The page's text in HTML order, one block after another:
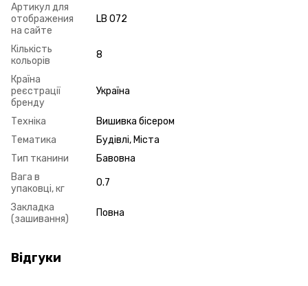
Артикул для
отображения
на сайте
LB 072
Кількість
кольорів
8
Країна
реєстрації
бренду
Україна
Техніка
Вишивка бісером
Тематика
Будівлі, Міста
Тип тканини
Бавовна
Вага в
упаковці, кг
0.7
Закладка
(зашивання)
Повна
Відгуки